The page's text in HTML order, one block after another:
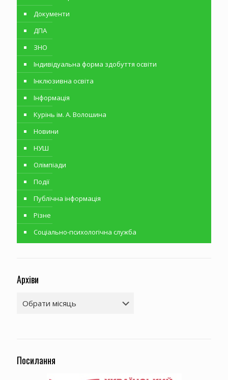
Документи
ДПА
ЗНО
Індивідуальна форма здобуття освіти
Інклюзивна освіта
Інформація
Курінь ім. А. Волошина
Новини
НУШ
Олімпіади
Події
Публічна інформація
Різне
Соціально-психологічна служба
Архіви
Посилання